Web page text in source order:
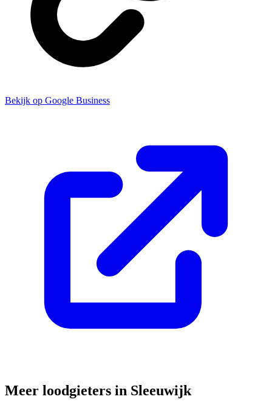
Bekijk op Google Business
Meer loodgieters in Sleeuwijk